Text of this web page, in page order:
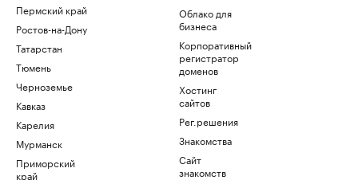
Пермский край
Ростов-на-Дону
Татарстан
Тюмень
Черноземье
Кавказ
Карелия
Мурманск
Приморский
край
Облако для
бизнеса
Корпоративный
регистратор
доменов
Хостинг
сайтов
Рег.решения
Знакомства
Сайт
знакомств